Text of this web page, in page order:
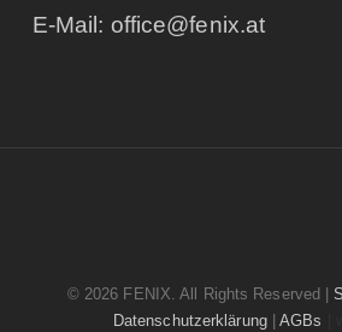
E-Mail: office@fenix.at
© 2026 FENIX. All Rights Reserved |
Datenschutzerklärung|AGBs